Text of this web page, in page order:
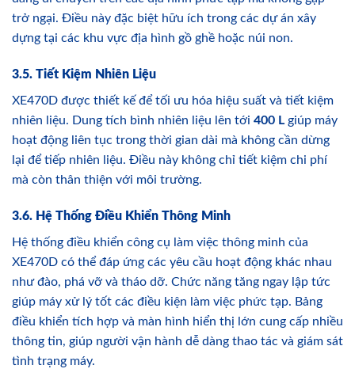
trở ngại. Điều này đặc biệt hữu ích trong các dự án xây
dựng tại các khu vực địa hình gồ ghề hoặc núi non.
3.5. Tiết Kiệm Nhiên Liệu
XE470D được thiết kế để tối ưu hóa hiệu suất và tiết kiệm
nhiên liệu. Dung tích bình nhiên liệu lên tới 400 L giúp máy
hoạt động liên tục trong thời gian dài mà không cần dừng
lại để tiếp nhiên liệu. Điều này không chỉ tiết kiệm chi phí
mà còn thân thiện với môi trường.
3.6. Hệ Thống Điều Khiển Thông Minh
Hệ thống điều khiển công cụ làm việc thông minh của
XE470D có thể đáp ứng các yêu cầu hoạt động khác nhau
như đào, phá vỡ và tháo dỡ. Chức năng tăng ngay lập tức
giúp máy xử lý tốt các điều kiện làm việc phức tạp. Bảng
điều khiển tích hợp và màn hình hiển thị lớn cung cấp nhiều
thông tin, giúp người vận hành dễ dàng thao tác và giám sát
tình trạng máy.